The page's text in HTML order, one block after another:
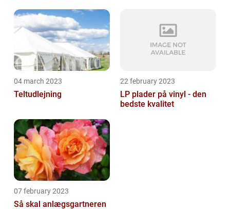
04 march 2023
Teltudlejning
22 february 2023
LP plader på vinyl - den
bedste kvalitet
07 february 2023
Så skal anlægsgartneren